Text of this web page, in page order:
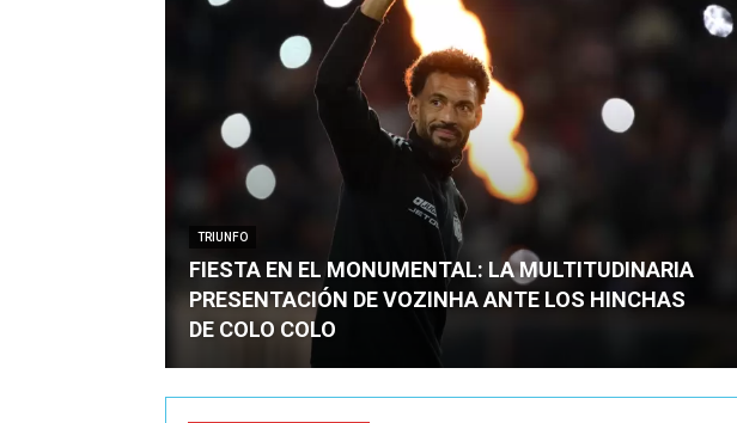
TRIUNFO
FIESTA EN EL MONUMENTAL: LA MULTITUDINARIA
PRESENTACIÓN DE VOZINHA ANTE LOS HINCHAS
DE COLO COLO